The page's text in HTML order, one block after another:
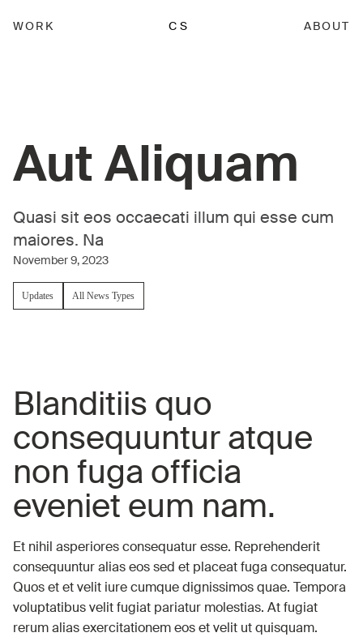
WORK CS ABOUT
Aut Aliquam
Quasi sit eos occaecati illum qui esse cum
maiores. Na
November 9, 2023
Updates All News Types
Blanditiis quo
consequuntur atque
non fuga officia
eveniet eum nam.
Et nihil asperiores consequatur esse. Reprehenderit
consequuntur alias eos sed et placeat fuga consequatur.
Quos et et velit iure cumque dignissimos quae. Tempora
voluptatibus velit fugiat pariatur molestias. At fugiat
rerum alias exercitationem eos et velit ut quisquam.